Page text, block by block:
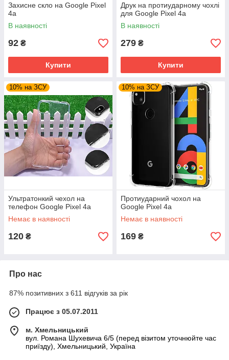
Захисне скло на Google Pixel
4a
В наявності
92 ₴
Купити
Друк на протиударному чохлі
для Google Pixel 4a
В наявності
279 ₴
Купити
10% на ЗСУ
Ультратонкий чехол на
телефон Google Pixel 4a
Немає в наявності
120 ₴
10% на ЗСУ
Протиударний чохол на
Google Pixel 4a
Немає в наявності
169 ₴
Про нас
87% позитивних з 611 відгуків за рік
Працює з 05.07.2011
м. Хмельницький
вул. Романа Шухевича 6/5 (перед візитом уточнюйте час
приїзду), Хмельницький, Україна